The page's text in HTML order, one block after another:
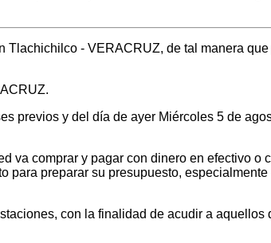
- VERACRUZ, de tal manera
previos y del día de ayer Miércoles 5 de
va comprar y pagar con dinero en efectivo o
para preparar su presupuesto,
con la finalidad de acudir a